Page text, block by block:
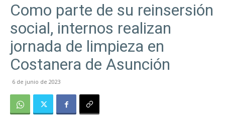
Como parte de su reinsersión
social, internos realizan
jornada de limpieza en
Costanera de Asunción
6 de junio de 2023